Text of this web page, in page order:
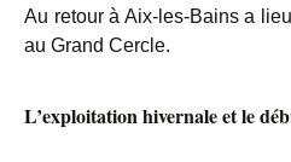
Au retour à Aix-les-Bains a
au Grand Cercle.
L’exploitation hivernale et le